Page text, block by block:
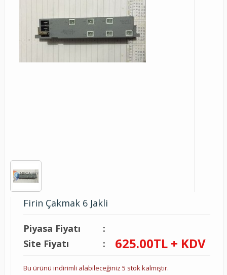
Firin Çakmak 6 Jakli
Piyasa Fiyatı
:
Site Fiyatı
: 625.00TL + KDV
Bu ürünü indirimli alabileceğiniz 5 stok kalmıştır.